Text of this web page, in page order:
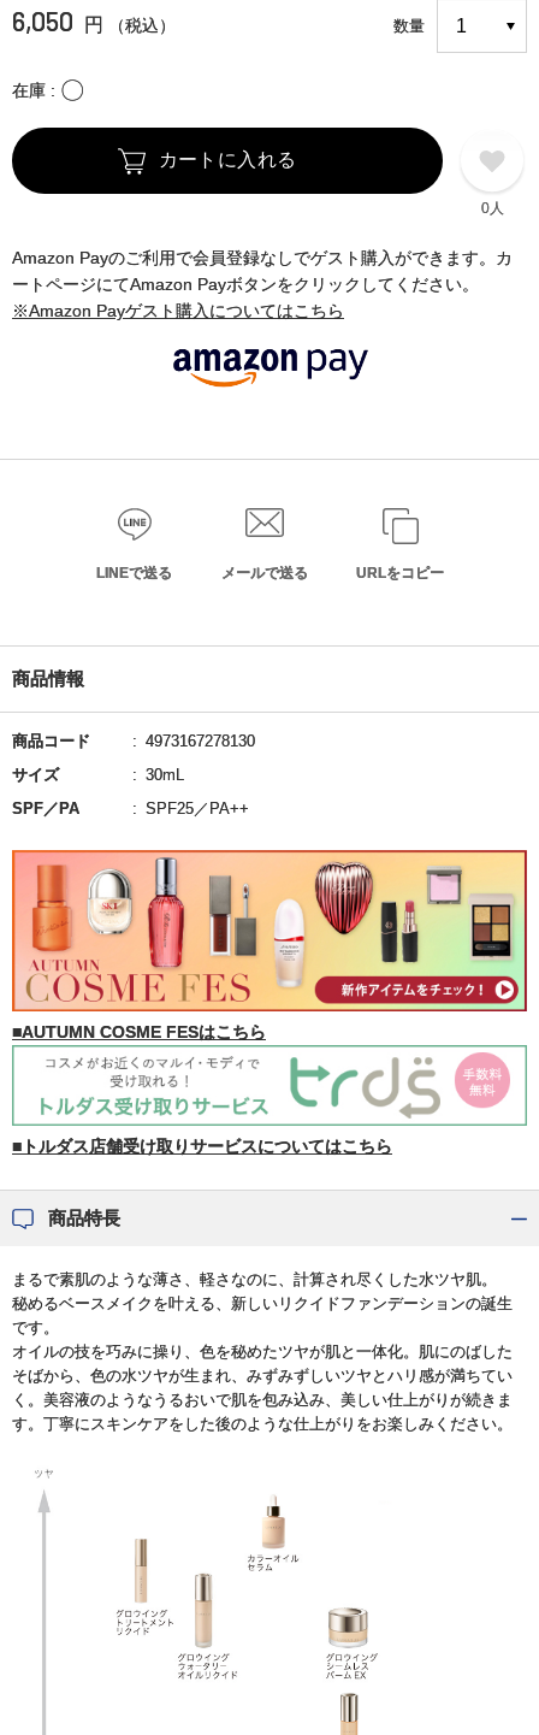
6,050 円 （税込） 数量
在庫 〇
カートに入れる
0人
Amazon Payのご利用で会員登録なしでゲスト購入ができます。カ
ートページにてAmazon Payボタンをクリックしてください。
※Amazon Payゲスト購入についてはこちら
LINEで送る メールで送る URLをコピー
商品情報
商品コード
4973167278130
サイズ
30mL
SPF／PA
SPF25／PA++
■AUTUMN COSME FESはこちら
■トルダス店舗受け取りサービスについてはこちら
商品特長
まるで素肌のような薄さ、軽さなのに、計算され尽くした水ツヤ肌。
秘めるベースメイクを叶える、新しいリクイドファンデーションの誕生
です。
オイルの技を巧みに操り、色を秘めたツヤが肌と一体化。肌にのばした
そばから、色の水ツヤが生まれ、みずみずしいツヤとハリ感が満ちてい
く。美容液のようなうるおいで肌を包み込み、美しい仕上がりが続きま
す。丁寧にスキンケアをした後のような仕上がりをお楽しみください。